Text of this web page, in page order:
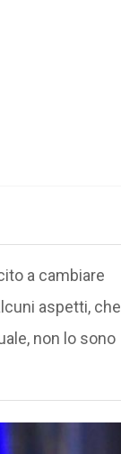
a cambiare
aspetti, che
non lo sono